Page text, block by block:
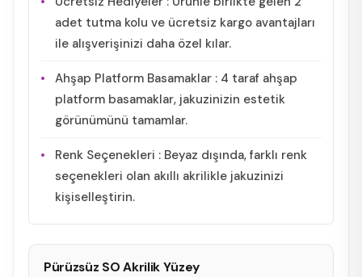
adet tutma kolu ve ücretsiz kargo avantajları
ile alışverişinizi daha özel kılar.
Ahşap Platform Basamaklar : 4 taraf ahşap
platform basamaklar, jakuzinizin estetik
görünümünü tamamlar.
Renk Seçenekleri : Beyaz dışında, farklı renk
seçenekleri olan akıllı akrilikle jakuzinizi
kişiselleştirin.
Pürüzsüz SO Akrilik Yüzey